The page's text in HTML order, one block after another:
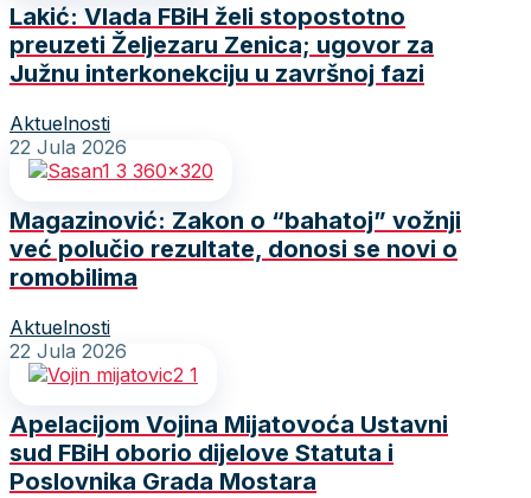
Lakić: Vlada FBiH želi stopostotno
preuzeti Željezaru Zenica; ugovor za
Južnu interkonekciju u završnoj fazi
Aktuelnosti
22 Jula 2026
Magazinović: Zakon o “bahatoj” vožnji
već polučio rezultate, donosi se novi o
romobilima
Aktuelnosti
22 Jula 2026
Apelacijom Vojina Mijatovoća Ustavni
sud FBiH oborio dijelove Statuta i
Poslovnika Grada Mostara